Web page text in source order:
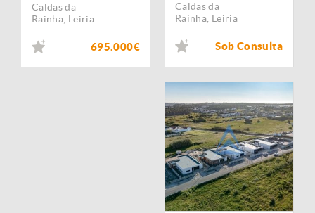
Caldas da
Rainha Leiria
695.000€
Caldas da
Rainha Leiria
Sob Consulta